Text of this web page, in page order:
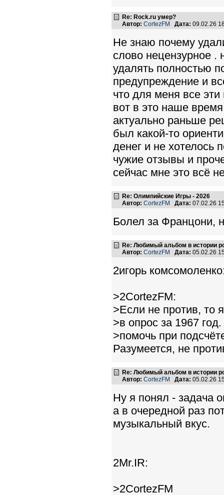
Re: Rock.ru умер?
Автор: CortezFM Дата: 09.02.26
Не знаю почему
слово нецензурное .
удалять полностью
предупреждение и
что для меня все
вот в это наше время
актуально раньше
был какой-то
денег и не хотелось
чужие отзывы и
сейчас мне это всё
Re: Олимпийские Игры - 2026
Автор: CortezFM Дата: 07.02.26
Болел за Францони,
Re: Любимый альбом в истории
Автор: CortezFM Дата: 05.02.26
2игорь
>2CortezFM:
>Если не против, то
>в опрос за 1967
>помочь при
Разумеется, не
Re: Любимый альбом в истории
Автор: CortezFM Дата: 05.02.26
Ну я понял - задача
а в очередной раз
музыкальный вкус.
2Mr.IR:
>2CortezFM